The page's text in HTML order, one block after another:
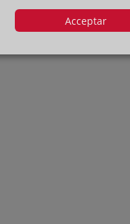
Acceptar